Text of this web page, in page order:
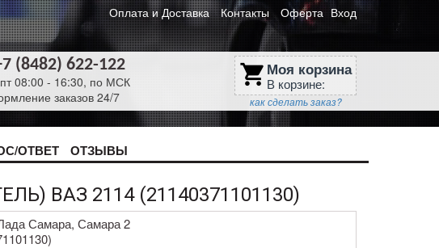
Оплата и Доставка Контакты Оферта Вход
(8482) 622-122
08:00 - 16:30, по МСК
заказов 24/7
shopping_cart Моя корзина
В корзине:
как сделать заказ?
ОТВЕТ ОТЗЫВЫ
ВАЗ 2114 (21140371101130)
Самара, Самара 2